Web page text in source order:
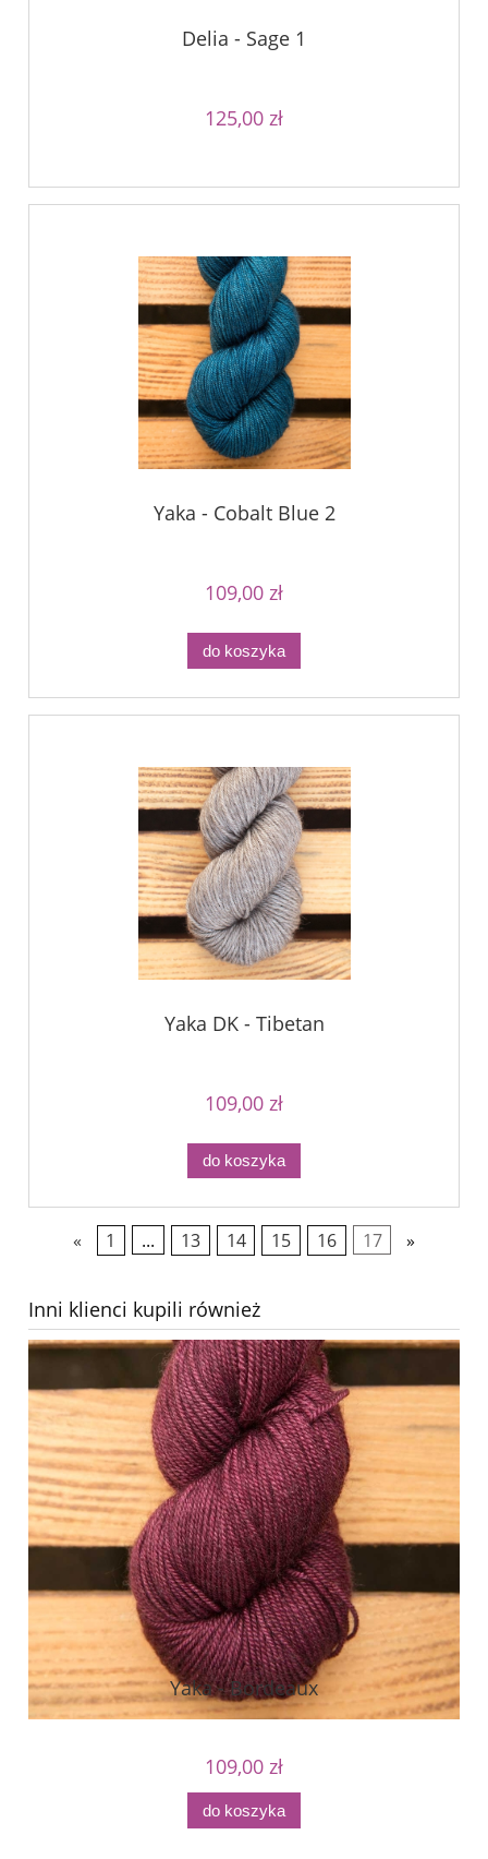
Delia - Sage 1
125,00 zł
Yaka - Cobalt Blue 2
109,00 zł
do koszyka
Yaka DK - Tibetan
109,00 zł
do koszyka
« 1 ... 13 14 15 16 17 »
Inni klienci kupili również
Yaka - Bordeaux
109,00 zł
do koszyka